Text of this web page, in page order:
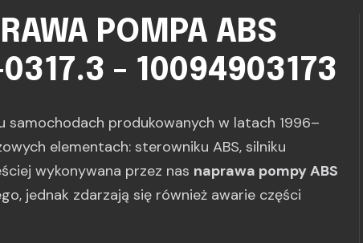
POMPA ABS
- 10094903173
samochodach produkowanych w latach 1996–
elementach: sterowniku ABS, silniku
wykonywana przez nas naprawa pompy ABS
jednak zdarzają się również awarie części